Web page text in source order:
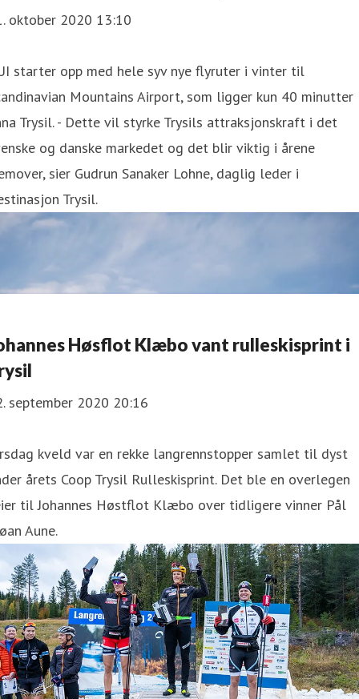
oktober 2020 13:10
starter opp med hele syv nye flyruter i vinter til
Mountains Airport, som ligger kun 40 minutter
Trysil. - Dette vil styrke Trysils attraksjonskraft i det
og danske markedet og det blir viktig i årene
sier Gudrun Sanaker Lohne, daglig leder i
Trysil.
Høsflot Klæbo vant rulleskisprint i
september 2020 20:16
kveld var en rekke langrennstopper samlet til dyst
årets Coop Trysil Rulleskisprint. Det ble en overlegen
til Johannes Høstflot Klæbo over tidligere vinner Pål
Aune.